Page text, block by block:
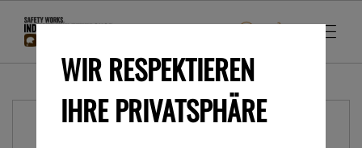
WIR RESPEKTIEREN
IHRE PRIVATSPHÄRE